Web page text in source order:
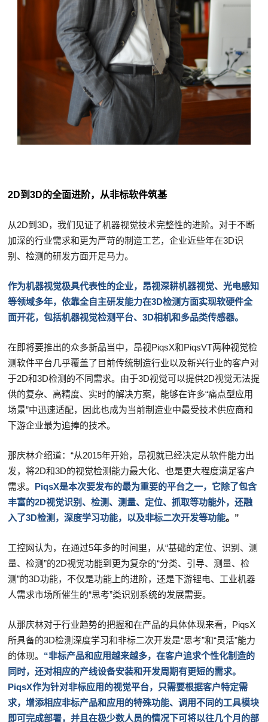
2D到3D的全面进阶，从非标软件筑基
从2D到3D，我们见证了机器视觉技术完整性的进阶。对于不断
加深的行业需求和更为严苛的制造工艺，企业近些年在3D识
别、检测的研发方面开足马力。
作为机器视觉极具代表性的企业，昂视深耕机器视觉、光电感知
等领域多年，依靠全自主研发能力在3D检测方面实现软硬件全
面开花，包括机器视觉检测平台、3D相机和多品类传感器。
在即将要推出的众多新品当中，昂视PiqsX和PiqsVT两种视觉检
测软件平台几乎覆盖了目前传统制造行业以及新兴行业的客户对
于2D和3D检测的不同需求。由于3D视觉可以提供2D视觉无法提
供的复杂、高精度、实时的解决方案，能够在许多“痛点型应用
场景”中迅速适配，因此也成为当前制造业中最受技术供应商和
下游企业最为追捧的技术。
那庆林介绍道：“从2015年开始，昂视就已经决定从软件能力出
发，将2D和3D的视觉检测能力最大化、也是更大程度满足客户
需求。 PiqsX是本次要发布的最为重要的平台之一，它除了包含
丰富的2D视觉识别、检测、测量、定位、抓取等功能外，还融
入了3D检测，深度学习功能，以及非标二次开发等功能。”
工控网认为，在通过5年多的时间里，从“基础的定位、识别、测
量、检测”的2D视觉功能到更为复杂的“分类、引导、测量、检
测”的3D功能，不仅是功能上的进阶，还是下游锂电、工业机器
人需求市场所催生的“思考”类识别系统的发展需要。
从那庆林对于行业趋势的把握和在产品的具体体现来看，PiqsX
所具备的3D检测深度学习和非标二次开发是“思考”和“灵活”能力
的体现。 “非标产品和应用越来越多，在客户追求个性化制造的
同时，还对相应的产线设备安装和开发周期有更短的需求。
PiqsX作为针对非标应用的视觉平台，只需要根据客户特定需
求，增添相应非标产品和应用的特殊功能、调用不同的工具模块
即可完成部署，并且在极少数人员的情况下可将以往几个月的部